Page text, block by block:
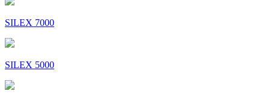
SILEX 7000
SILEX 5000